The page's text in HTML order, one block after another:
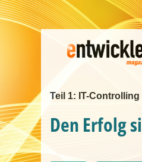
Teil 1: IT-
Den Erfolg